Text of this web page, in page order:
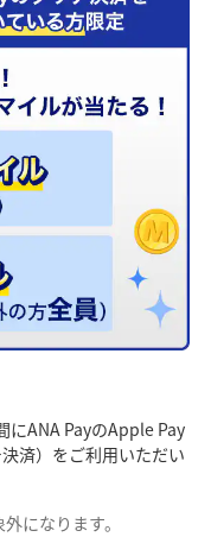
にANA PayのApple Pay
済）をご利用いただい
になります。